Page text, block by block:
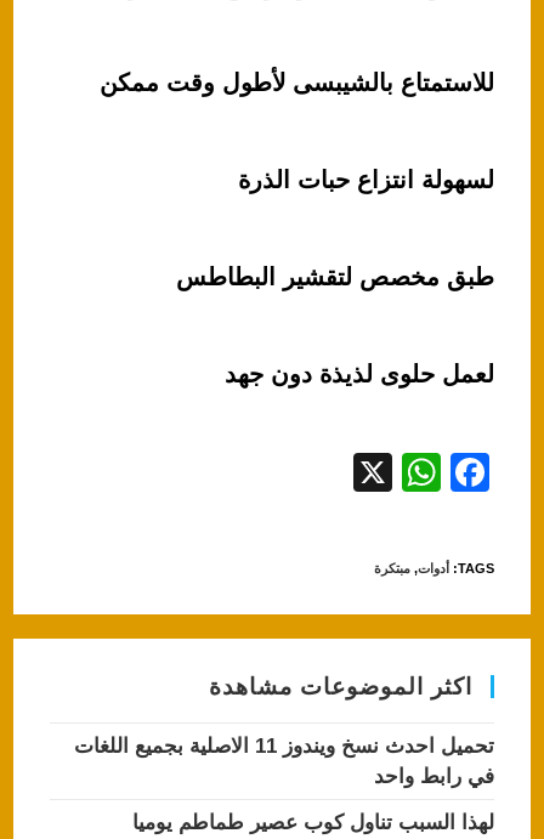
للاستمتاع بالشيبسى لأطول وقت ممكن
لسهولة انتزاع حبات الذرة
طبق مخصص لتقشير البطاطس
لعمل حلوى لذيذة دون جهد
F
c
e
b
o
k
W
s
A
p
TAGS
:أدوات, مبتكرة
اكثر الموضوعات مشاهدة
تحميل احدث نسخ ويندوز 11 الاصلية بجميع اللغات
في رابط واحد
لهذا السبب تناول كوب عصير طماطم يوميا